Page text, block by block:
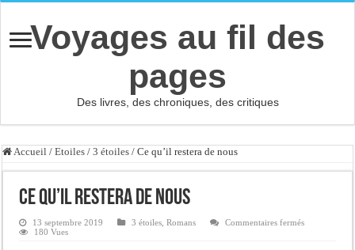
Voyages au fil des
pages
Des livres, des chroniques, des critiques
Accueil / Etoiles / 3 étoiles / Ce qu’il restera de nous
Ce qu’il restera de nous
13 septembre 2019 3 étoiles ,Romans Commentaires ferméssur
180 Vues